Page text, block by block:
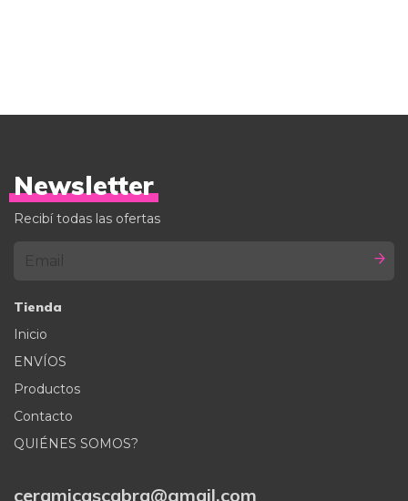
Newsletter
Recibí todas las ofertas
Tienda
Inicio
ENVÍOS
Productos
Contacto
QUIÉNES SOMOS?
ceramicascabra@gmail.com